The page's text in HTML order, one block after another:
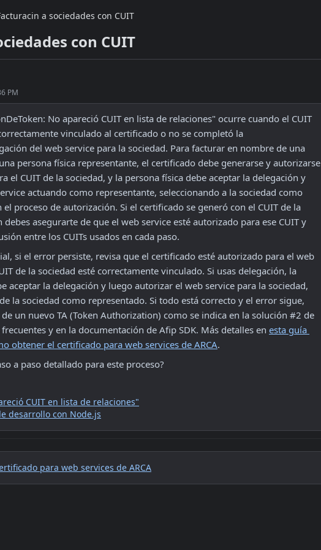
a sociedades con CUIT
con CUIT
PM
No apareció CUIT en lista de relaciones" ocurre cuando el CUIT
vinculado al certificado o no se completó la
del web service para la sociedad. Para facturar en nombre de una
persona física representante, el certificado debe generarse y autorizarse
el CUIT de la sociedad, y la persona física debe aceptar la delegación y
actuando como representante, seleccionando a la sociedad como
proceso de autorización. Si el certificado se generó con el CUIT de la
asegurarte de que el web service esté autorizado para ese CUIT y
entre los CUITs usados en cada paso.
si el error persiste, revisa que el certificado esté autorizado para el web
de la sociedad esté correctamente vinculado. Si usas delegación, la
aceptar la delegación y luego autorizar el web service para la sociedad,
la sociedad como representado. Si todo está correcto y el error sigue,
un nuevo TA (Token Authorization) como se indica en la solución #2 de
y en la documentación de Afip SDK. Más detalles en esta guía
obtener el certificado para web services de ARCA.
a paso detallado para este proceso?
CUIT en lista de relaciones"
desarrollo con Node.js
para web services de ARCA